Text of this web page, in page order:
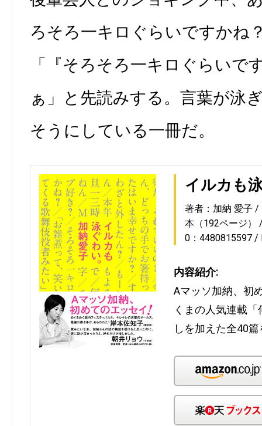
ろそろ一キロぐらいですかね
「『そろそろ一キロぐらいで
ぁ」と先読みする。言葉が泳
そうにしている一冊だ。
イルカも
著者：加納 愛子
本（192ページ）
0：4480815597
内容紹介:
Aマッソ加納、初
くまの人気連載
しを加えた全40